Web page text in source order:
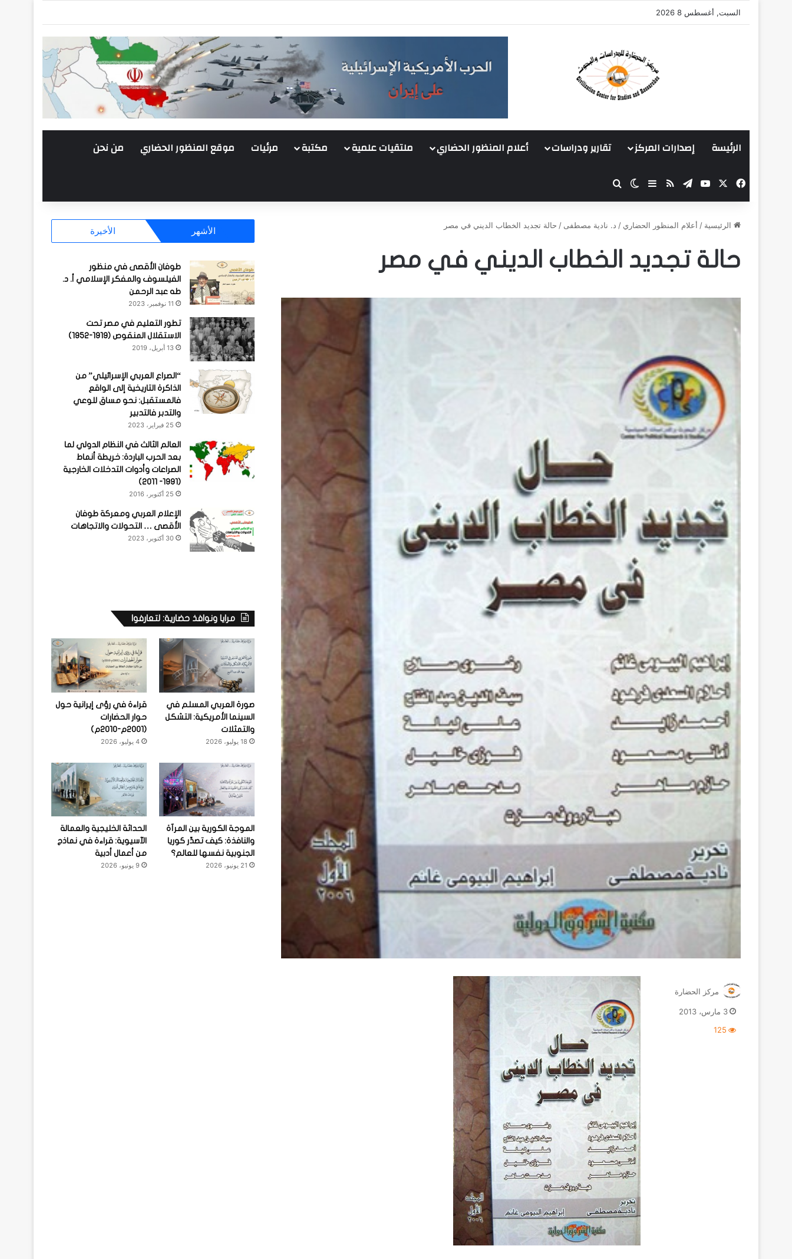
السبت, أغسطس 8 2026
الرئيسة إصدارات المركز تقارير ودراسات أعلام المنظور الحضاري ملتقيات علمية مكتبة مرئيات موقع المنظور الحضاري من نحن
فيسبوك ‫YouTube
تيلقرامملخص الموقع RSS
إضافة عمود جانبي
الوضع المظلم
الرئيسية / أعلام المنظور الحضاري / د. نادية مصطفى / حالة تجديد الخطاب الديني في مصر
حالة تجديد الخطاب الديني في مصر
مركز الحضارة
3 مارس، 2013
125
الأشهر الأخيرة
طوفان الأقصى في منظور
الفيلسوف والمفكر الإسلامي أ. د.
طه عبد الرحمن
11 نوفمبر، 2023
تطور التعليم في مصر تحت
الاستقلال المنقوص (1919-1952)
13 أبريل، 2019
“الصراع العربي الإسرائيلي” من
الذاكرة التاريخية إلى الواقع
فالمستقبل: نحو مساق للوعي
والتدبر فالتدبير
25 فبراير، 2023
العالم الثالث في النظام الدولي لما
بعد الحرب الباردة: خريطة أنماط
الصراعات وأدوات التدخلات الخارجية
(1991- 2011)
25 أكتوبر، 2016
الإعلام العربي ومعركة طوفان
الأقصى … التحولات والاتجاهات
30 أكتوبر، 2023
مرايا ونوافذ حضارية: لتعارفوا
صورة العربي المسلم في
السينما الأمريكية: التشكل
والتمثلات
18 يوليو، 2026
قراءة في رؤى إيرانية حول
حوار الحضارات
(2001م-2010م)
4 يوليو، 2026
الموجة الكورية بين المرآة
والنافذة: كيف تصدِّر كوريا
الجنوبية نفسها للعالم؟
21 يونيو، 2026
الحداثة الخليجية والعمالة
الآسيوية: قراءة في نماذج
من أعمال أدبية
9 يونيو، 2026